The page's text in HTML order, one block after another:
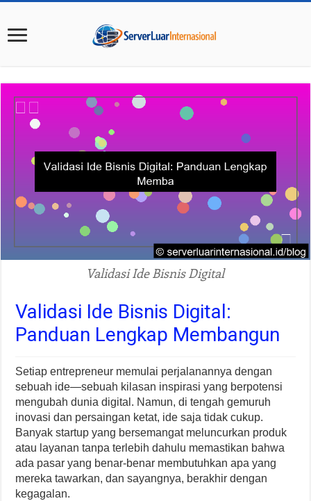
Validasi Ide Bisnis Digital
Validasi Ide Bisnis Digital:
Panduan Lengkap Membangun
Setiap entrepreneur memulai perjalanannya dengan
sebuah ide—sebuah kilasan inspirasi yang berpotensi
mengubah dunia digital. Namun, di tengah gemuruh
inovasi dan persaingan ketat, ide saja tidak cukup.
Banyak startup yang bersemangat meluncurkan produk
atau layanan tanpa terlebih dahulu memastikan bahwa
ada pasar yang benar-benar membutuhkan apa yang
mereka tawarkan, dan sayangnya, berakhir dengan
kegagalan.